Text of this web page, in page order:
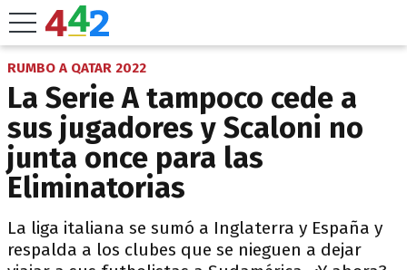
RUMBO A QATAR 2022
La Serie A tampoco cede a
sus jugadores y Scaloni no
junta once para las
Eliminatorias
La liga italiana se sumó a Inglaterra y España y
respalda a los clubes que se nieguen a dejar